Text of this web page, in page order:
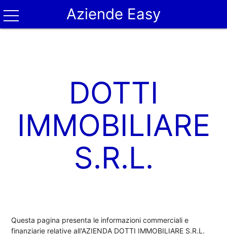
Aziende Easy
DOTTI
IMMOBILIARE
S.R.L.
Questa pagina presenta le informazioni commerciali e
finanziarie relative all'AZIENDA DOTTI IMMOBILIARE S.R.L.